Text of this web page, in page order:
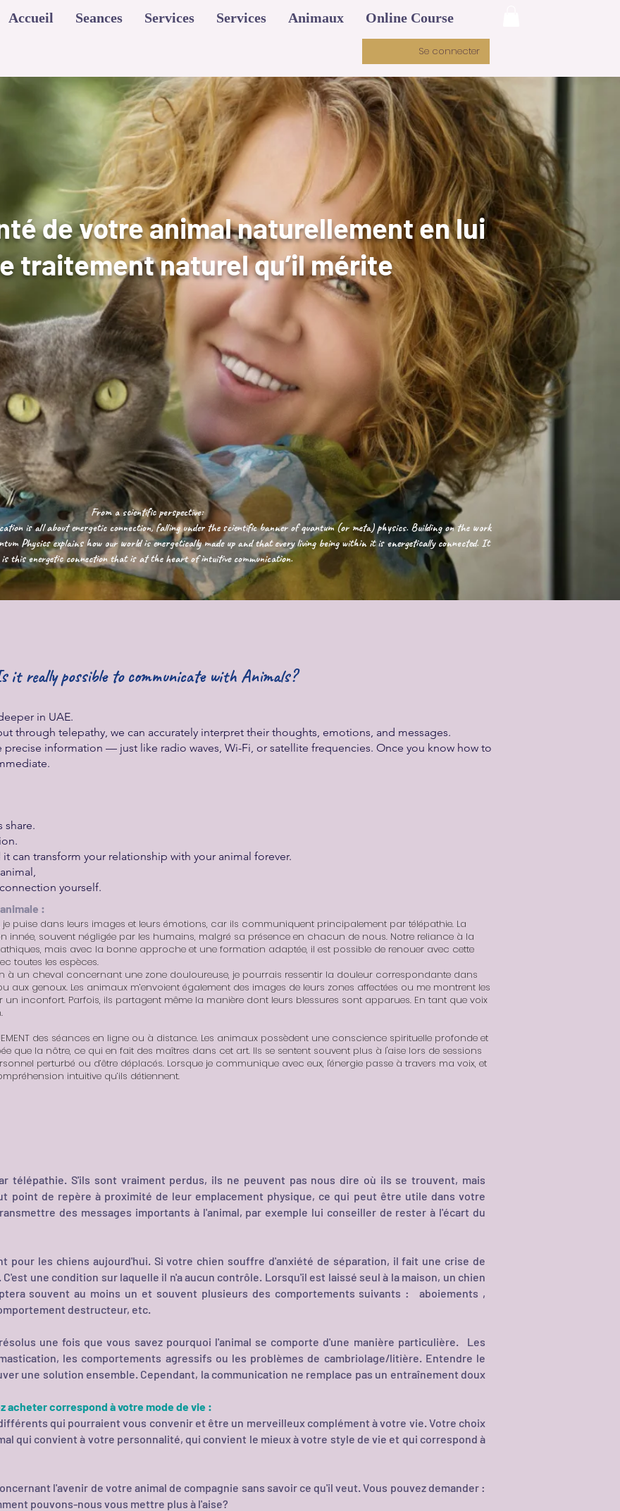
Accueil Seances Services Services Animaux Online Course
Se connecter
it really possible to communicate with Animals?
in UAE.
through telepathy, we can accurately interpret their thoughts, emotions, and messages.
precise information — just like radio waves, Wi-Fi, or satellite frequencies. Once you know how to
share.
can transform your relationship with your animal forever.
yourself.
:
puise dans leurs images et leurs émotions, car ils communiquent principalement par télépathie. La
innée, souvent négligée par les humains, malgré sa présence en chacun de nous. Notre reliance à la
mais avec la bonne approche et une formation adaptée, il est possible de renouer avec cette
toutes les espèces.
à un cheval concernant une zone douloureuse, je pourrais ressentir la douleur correspondante dans
genoux. Les animaux m’envoient également des images de leurs zones affectées ou me montrent les
inconfort. Parfois, ils partagent même la manière dont leurs blessures sont apparues. En tant que voix
des séances en ligne ou à distance. Les animaux possèdent une conscience spirituelle profonde et
que la nôtre, ce qui en fait des maîtres dans cet art. Ils se sentent souvent plus à l'aise lors de sessions
perturbé ou d’être déplacés. Lorsque je communique avec eux, l'énergie passe à travers ma voix, et
intuitive qu’ils détiennent.
télépathie. S'ils sont vraiment perdus, ils ne peuvent pas nous dire où ils se trouvent, mais
point de repère à proximité de leur emplacement physique, ce qui peut être utile dans votre
des messages importants à l'animal, par exemple lui conseiller de rester à l'écart du
pour les chiens aujourd'hui. Si votre chien souffre d'anxiété de séparation, il fait une crise de
une condition sur laquelle il n'a aucun contrôle. Lorsqu'il est laissé seul à la maison, un chien
souvent au moins un et souvent plusieurs des comportements suivants :
aboiements ,
destructeur, etc.
une fois que vous savez pourquoi l'animal se comporte d'une manière particulière.
Les
les comportements agressifs ou les problèmes de cambriolage/litière. Entendre le
une solution ensemble. Cependant, la communication ne remplace pas un entraînement doux
acheter correspond à votre mode de vie :
qui pourraient vous convenir et être un merveilleux complément à votre vie. Votre choix
qui convient à votre personnalité, qui convient le mieux à votre style de vie et qui correspond à
l'avenir de votre animal de compagnie sans savoir ce qu'il veut. Vous pouvez demander :
pouvons-nous vous mettre plus à l'aise?
de votre animal naturellement en lui
traitement naturel qu’il mérite
From a scientific perspective:
is all about energetic connection, falling under the scientific banner of quantum (or meta) physics. Building on the work
Physics explains how our world is energetically made up and that every living being within it is energetically connected. It
is this energetic connection that is at the heart of intuitive communication.